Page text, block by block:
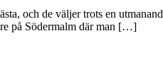
och de väljer trots en
på Södermalm där man […]